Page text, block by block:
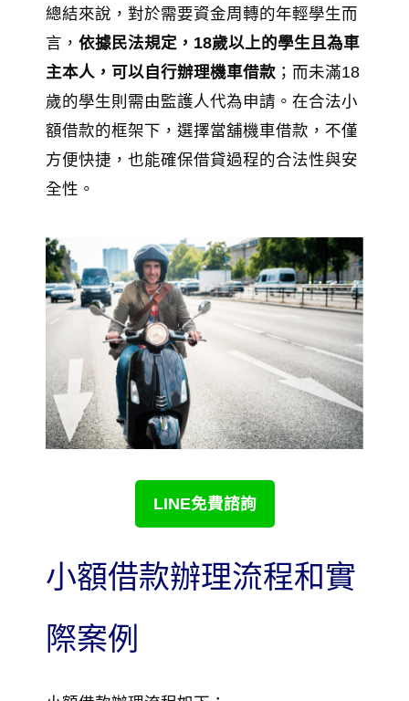
總結來說，對於需要資金周轉的年輕學生而
言， 依據民法規定，18歲以上的學生且為車
主本人，可以自行辦理機車借款 ；而未滿18
歲的學生則需由監護人代為申請。在合法小
額借款的框架下，選擇當舖機車借款，不僅
方便快捷，也能確保借貸過程的合法性與安
全性。
LINE免費諮詢
小額借款辦理流程和實
際案例